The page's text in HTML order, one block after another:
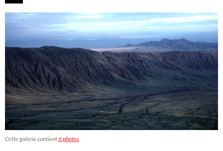
Cette galerie contient6 photos.